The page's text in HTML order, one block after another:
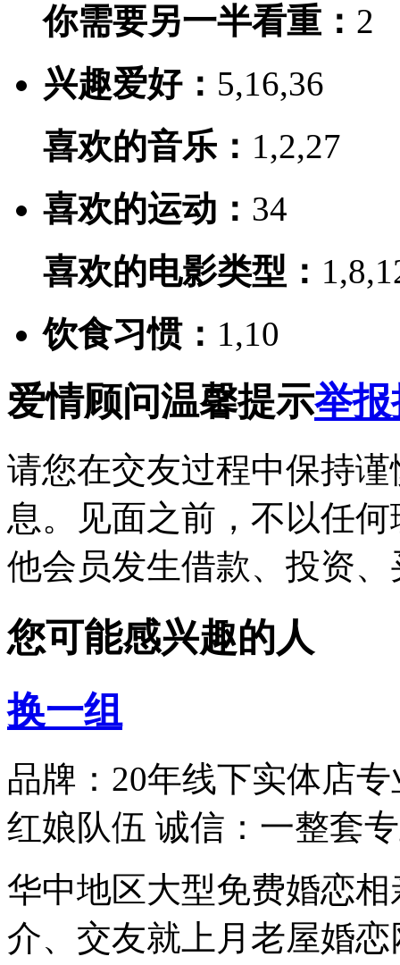
你需要另一半看重： 2
兴趣爱好： 5,16,36
喜欢的音乐： 1,2,27
喜欢的运动： 34
喜欢的电影类型：
饮食习惯： 1,10
爱情顾问温馨提示举报
请您在交友过程中保持
息。见面之前，不以任
他会员发生借款、投资
您可能感兴趣的人
换一组
品牌：20年线下实体店
红娘队伍 诚信：一整套
华中地区大型免费婚恋
介、交友就上月老屋婚